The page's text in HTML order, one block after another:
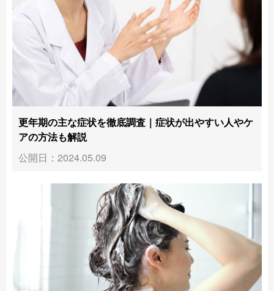
更年期の主な症状を徹底調査｜症状が出やすい人やケ
アの方法も解説
公開日：2024.05.09